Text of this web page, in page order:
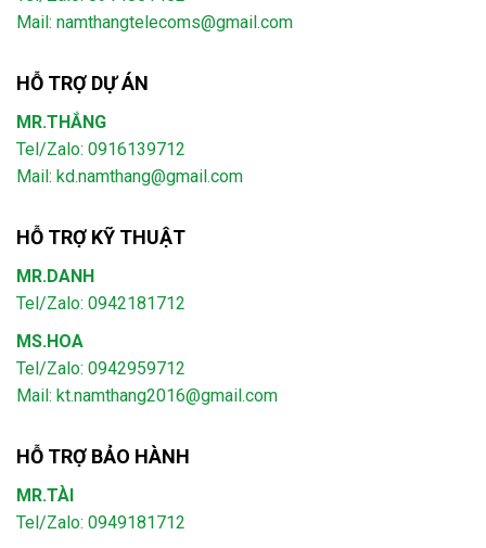
Mail: namthangtelecoms@gmail.com
HỖ TRỢ DỰ ÁN
MR.THẮNG
Tel/Zalo: 0916139712
Mail: kd.namthang@gmail.com
HỖ TRỢ KỸ THUẬT
MR.DANH
Tel/Zalo: 0942181712
MS.HOA
Tel/Zalo: 0942959712
Mail: kt.namthang2016@gmail.com
HỖ TRỢ BẢO HÀNH
MR.TÀI
Tel/Zalo: 0949181712